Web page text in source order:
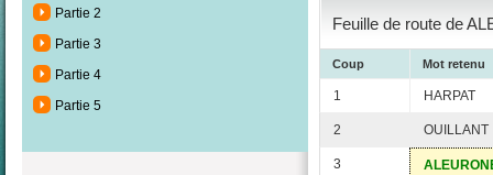
Partie 2
Partie 3
Partie 4
Partie 5
Feuille de route de
Coup Mot retenu
1 HARPAT
2 OUILLANT
3